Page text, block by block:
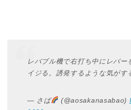
レバブル機で右打ち中にレバー
イジる。誘発するような気がす
— さば (@aosakanasabao)